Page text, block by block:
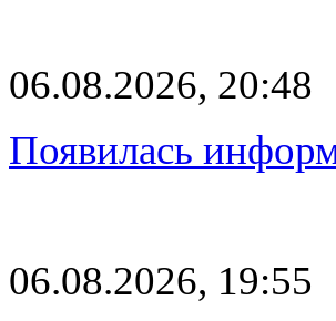
06.08.2026, 20:48
Появилась
06.08.2026, 19:55